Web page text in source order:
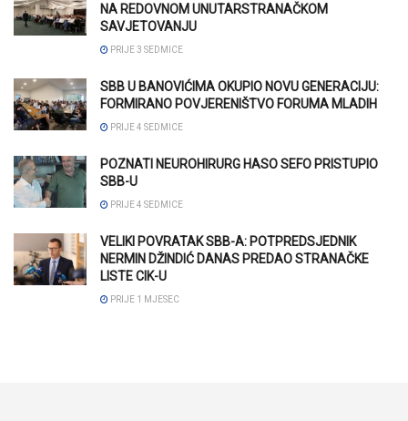
NA REDOVNOM UNUTARSTRANAČKOM
SAVJETOVANJU
PRIJE 3 SEDMICE
SBB U BANOVIĆIMA OKUPIO NOVU GENERACIJU:
FORMIRANO POVJERENIŠTVO FORUMA MLADIH
PRIJE 4 SEDMICE
POZNATI NEUROHIRURG HASO SEFO PRISTUPIO
SBB-U
PRIJE 4 SEDMICE
VELIKI POVRATAK SBB-A: POTPREDSJEDNIK
NERMIN DŽINDIĆ DANAS PREDAO STRANAČKE
LISTE CIK-U
PRIJE 1 MJESEC